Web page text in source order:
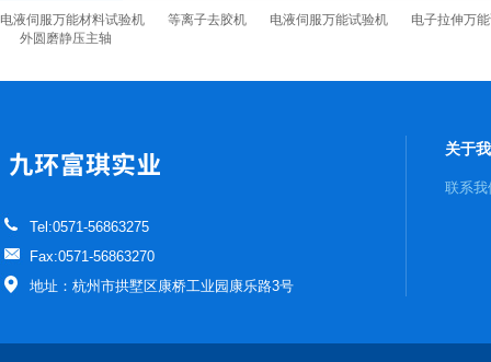
电液伺服万能材料试验机 等离子去胶机 电液伺服万能试验机
电子拉伸万
外圆磨静压主轴
Tel:0571-56863275
Fax:0571-56863270
地址：杭州市拱墅区康桥工业园康乐路3号
关于
联系我